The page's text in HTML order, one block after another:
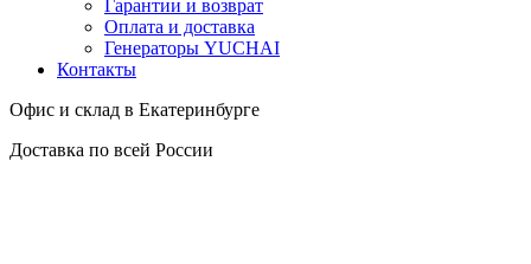
Гарантии и возврат
Оплата и доставка
Генераторы YUCHAI
Контакты
Офис и склад в Екатеринбурге
Доставка по всей России